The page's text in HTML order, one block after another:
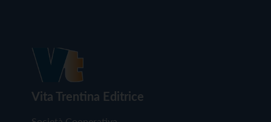
Vita Trentina Editrice